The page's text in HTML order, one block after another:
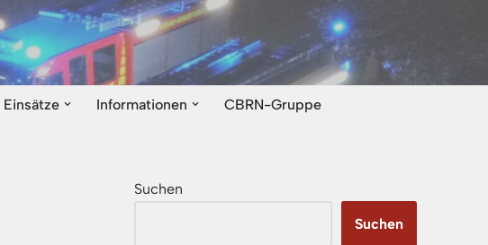
Einsätze Informationen CBRN-Gruppe
Suchen
Suchen